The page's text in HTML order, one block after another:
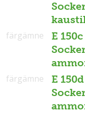
E 150c
färgämne
E 150d
färgämne